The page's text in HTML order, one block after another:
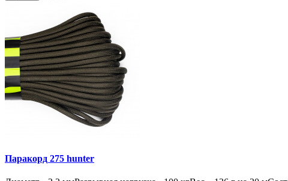
Паракорд 275 hunter